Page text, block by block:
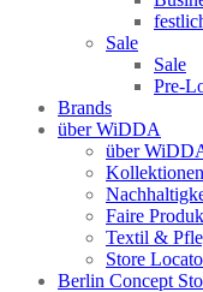
Sale
Sale
Pre-
Brands
über WiDDA
über
Kollektionen
Faire
Textil &
Store
Berlin Concept